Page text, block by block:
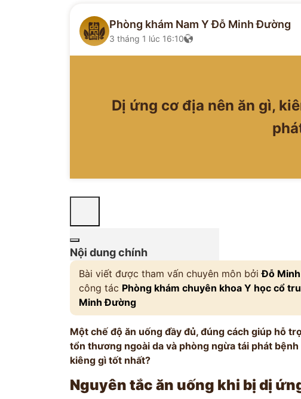
Phòng khám Nam Y Đỗ Minh Đường
3 tháng 1 lúc 16:10
Dị ứng cơ địa nên ăn gì,
Nội dung chính
Bài viết được tham vấn chuyên môn bởiĐỗ
công tác Phòng khám chuyên khoa Y học cổ
Minh Đường
Một chế độ ăn uống đầy đủ, đúng cách giúp hỗ
tổn thương ngoài da và phòng ngừa tái phát
kiêng gì tốt nhất?
Nguyên tắc ăn uống khi bị dị